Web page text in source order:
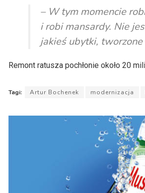
dźwiękowych– W tym momencie
i robi mansardy. Nie
jakieś ubytki,
Remont ratusza pochłonie około 20
Tagi: Artur Bochenek modernizacja